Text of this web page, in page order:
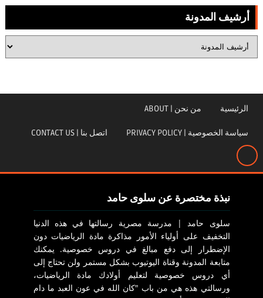
أرشيف المدونة
الرئيسية من نحن | ABOUT
سياسة الخصوصية | PRIVACY POLICY اتصل بنا | CONTACT US
نبذة مختصرة عن سلوى حامد
سلوى حامد | مدرسة مصرية رسالتها في هذه الدنيا
التخفيف على أولياء الأمور مذاكرة مادة الرياضيات دون
الإضطرار إلى دفع مبالغ في دروس خصوصية. يمكنك
متابعة المدونة وقناة اليوتيوب بشكل مستمر ولن تحتاج إلى
أي دروس خصوصية لتعليم أولادك مادة الرياضيات،
ورسالتي هذه هي من باب "كان الله في عون العبد ما دام